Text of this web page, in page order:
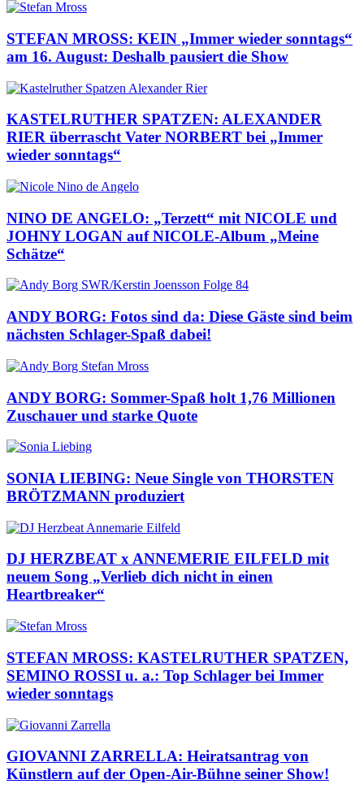
STEFAN MROSS: KEIN „Immer wieder sonntags“
am 16. August: Deshalb pausiert die Show
KASTELRUTHER SPATZEN: ALEXANDER
RIER überrascht Vater NORBERT bei „Immer
wieder sonntags“
NINO DE ANGELO: „Terzett“ mit NICOLE und
JOHNY LOGAN auf NICOLE-Album „Meine
Schätze“
ANDY BORG: Fotos sind da: Diese Gäste sind beim
nächsten Schlager-Spaß dabei!
ANDY BORG: Sommer-Spaß holt 1,76 Millionen
Zuschauer und starke Quote
SONIA LIEBING: Neue Single von THORSTEN
BRÖTZMANN produziert
DJ HERZBEAT x ANNEMERIE EILFELD mit
neuem Song „Verlieb dich nicht in einen
Heartbreaker“
STEFAN MROSS: KASTELRUTHER SPATZEN,
SEMINO ROSSI u. a.: Top Schlager bei Immer
wieder sonntags
GIOVANNI ZARRELLA: Heiratsantrag von
Künstlern auf der Open-Air-Bühne seiner Show!